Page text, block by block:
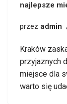
najlepsze
przez admin
Kraków
przyjaznych
miejsce dla
warto się